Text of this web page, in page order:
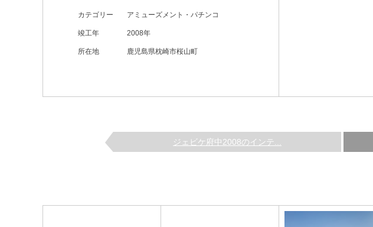
カテゴリー アミューズメント・パチンコ
竣工年 2008年
所在地 鹿児島県枕崎市桜山町
ジェビケ府中2008のインテ...